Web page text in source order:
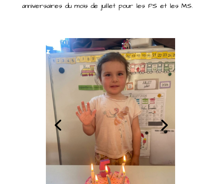
anniversaires du mois de juillet pour les PS et les MS.